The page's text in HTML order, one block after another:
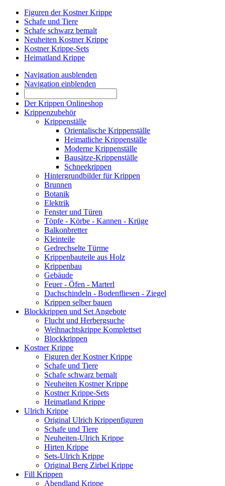
Figuren der Kostner Krippe
Schafe und Tiere
Schafe schwarz bemalt
Neuheiten Kostner Krippe
Kostner Krippe-Sets
Heimatland Krippe
Navigation ausblenden
Navigation einblenden
Der Krippen Onlineshop
Krippenzubehör
Krippenställe
Orientalische Krippenställe
Heimatliche Krippenställe
Moderne Krippenställe
Bausätze-Krippenställe
Schneekrippen
Hintergrundbilder für Krippen
Brunnen
Botanik
Elektrik
Fenster und Türen
Töpfe - Körbe - Kannen - Krüge
Balkonbretter
Kleinteile
Gedrechselte Türme
Krippenbauteile aus Holz
Krippenbau
Gebäude
Feuer - Öfen - Marterl
Dachschindeln - Bodenfliesen - Ziegel
Krippen selber bauen
Blockkrippen und Set Angebote
Flucht und Herbergsuche
Weihnachtskrippe Komplettset
Blockkrippen
Kostner Krippe
Figuren der Kostner Krippe
Schafe und Tiere
Schafe schwarz bemalt
Neuheiten Kostner Krippe
Kostner Krippe-Sets
Heimatland Krippe
Ulrich Krippe
Original Ulrich Krippenfiguren
Schafe und Tiere
Neuheiten-Ulrich Krippe
Hirten Krippe
Sets-Ulrich Krippe
Original Berg Zirbel Krippe
Fill Krippen
Abendland Krippe